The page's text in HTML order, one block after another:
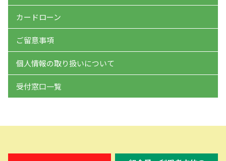
カードローン
ご留意事項
個人情報の取り扱いについて
受付窓口一覧